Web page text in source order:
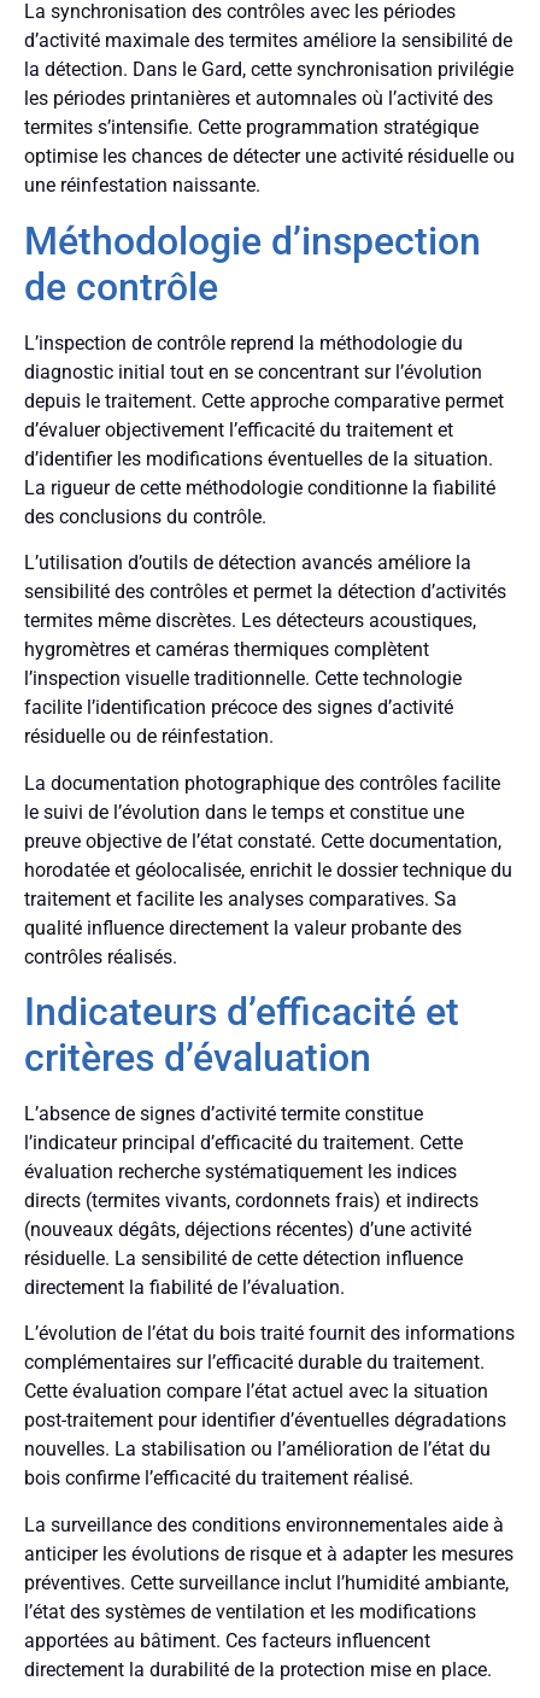
La synchronisation des contrôles avec les périodes
d’activité maximale des termites améliore la sensibilité de
la détection. Dans le Gard, cette synchronisation privilégie
les périodes printanières et automnales où l’activité des
termites s’intensifie. Cette programmation stratégique
optimise les chances de détecter une activité résiduelle ou
une réinfestation naissante.
Méthodologie d’inspection
de contrôle
L’inspection de contrôle reprend la méthodologie du
diagnostic initial tout en se concentrant sur l’évolution
depuis le traitement. Cette approche comparative permet
d’évaluer objectivement l’efficacité du traitement et
d’identifier les modifications éventuelles de la situation.
La rigueur de cette méthodologie conditionne la fiabilité
des conclusions du contrôle.
L’utilisation d’outils de détection avancés améliore la
sensibilité des contrôles et permet la détection d’activités
termites même discrètes. Les détecteurs acoustiques,
hygromètres et caméras thermiques complètent
l’inspection visuelle traditionnelle. Cette technologie
facilite l’identification précoce des signes d’activité
résiduelle ou de réinfestation.
La documentation photographique des contrôles facilite
le suivi de l’évolution dans le temps et constitue une
preuve objective de l’état constaté. Cette documentation,
horodatée et géolocalisée, enrichit le dossier technique du
traitement et facilite les analyses comparatives. Sa
qualité influence directement la valeur probante des
contrôles réalisés.
Indicateurs d’efficacité et
critères d’évaluation
L’absence de signes d’activité termite constitue
l’indicateur principal d’efficacité du traitement. Cette
évaluation recherche systématiquement les indices
directs (termites vivants, cordonnets frais) et indirects
(nouveaux dégâts, déjections récentes) d’une activité
résiduelle. La sensibilité de cette détection influence
directement la fiabilité de l’évaluation.
L’évolution de l’état du bois traité fournit des informations
complémentaires sur l’efficacité durable du traitement.
Cette évaluation compare l’état actuel avec la situation
post-traitement pour identifier d’éventuelles dégradations
nouvelles. La stabilisation ou l’amélioration de l’état du
bois confirme l’efficacité du traitement réalisé.
La surveillance des conditions environnementales aide à
anticiper les évolutions de risque et à adapter les mesures
préventives. Cette surveillance inclut l’humidité ambiante,
l’état des systèmes de ventilation et les modifications
apportées au bâtiment. Ces facteurs influencent
directement la durabilité de la protection mise en place.